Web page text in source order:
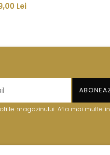
Lei
magazinului. Afla mai multe in